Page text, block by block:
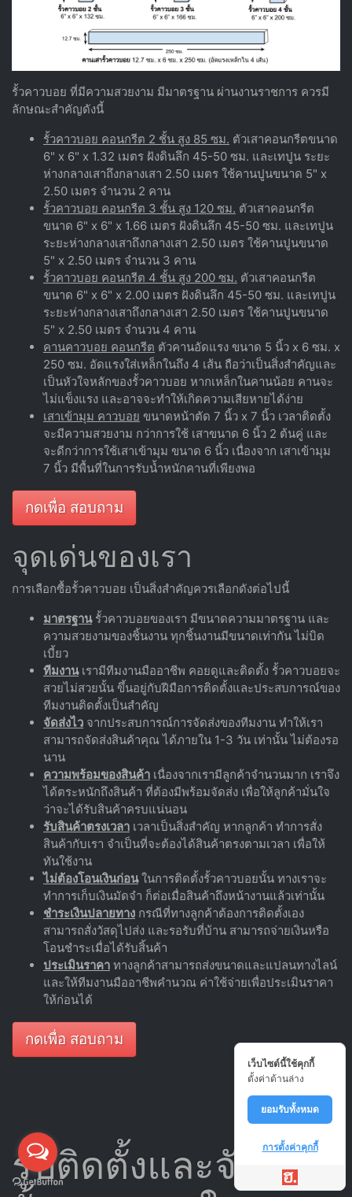
รั้วคาวบอย ที่มีความสวยงาม มีมาตรฐาน ผ่านงานราชการ ควรมี
ลักษณะสำคัญดังนี้
รั้วคาวบอย คอนกรีต 2 ชั้น สูง 85 ซม. ตัวเสาคอนกรีตขนาด
6" x 6" x 1.32 เมตร ฝังดินลึก 45-50 ซม. และเทปูน ระยะ
ห่างกลางเสาถึงกลางเสา 2.50 เมตร ใช้คานปูนขนาด 5" x
2.50 เมตร จำนวน 2 คาน
รั้วคาวบอย คอนกรีต 3 ชั้น สูง 120 ซม. ตัวเสาคอนกรีต
ขนาด 6" x 6" x 1.66 เมตร ฝังดินลึก 45-50 ซม. และเทปูน
ระยะห่างกลางเสาถึงกลางเสา 2.50 เมตร ใช้คานปูนขนาด
5" x 2.50 เมตร จำนวน 3 คาน
รั้วคาวบอย คอนกรีต 4 ชั้น สูง 200 ซม. ตัวเสาคอนกรีต
ขนาด 6" x 6" x 2.00 เมตร ฝังดินลึก 45-50 ซม. และเทปูน
ระยะห่างกลางเสาถึงกลางเสา 2.50 เมตร ใช้คานปูนขนาด
5" x 2.50 เมตร จำนวน 4 คาน
คานคาวบอย คอนกรีต ตัวคานอัดแรง ขนาด 5 นิ้ว x 6 ซม. x
250 ซม. อัดแรงใส่เหล็กในถึง 4 เส้น ถือว่าเป็นสิ่งสำคัญและ
เป็นหัวใจหลักของรั้วคาวบอย หากเหล็กในคานน้อย คานจะ
ไม่แข็งแรง และอาจจะทำให้เกิดความเสียหายได้ง่าย
เสาเข้ามุม คาวบอย ขนาดหน้าตัด 7 นิ้ว x 7 นิ้ว เวลาติดตั้ง
จะมีความสวยงาม กว่าการใช้ เสาขนาด 6 นิ้ว 2 ต้นคู่ และ
จะดีกว่าการใช้เสาเข้ามุม ขนาด 6 นิ้ว เนื่องจาก เสาเข้ามุม
7 นิ้ว มีพื้นที่ในการรับน้ำหนักคานที่เพียงพอ
กดเพื่อ สอบถาม
จุดเด่นของเรา
การเลือกซื้อรั้วคาวบอย เป็นสิ่งสำคัญควรเลือกดังต่อไปนี้
มาตรฐานรั้วคาวบอยของเรา มีขนาดความมาตรฐาน และ
ความสวยงามของชิ้นงาน ทุกชิ้นงานมีขนาดเท่ากัน ไม่บิด
เบี้ยว
ทีมงานเรามีทีมงานมืออาชีพ คอยดูและติดตั้ง รั้วคาวบอยจะ
สวยไม่สวยนั้น ขึ้นอยู่กับฝีมือการติดตั้งและประสบการณ์ของ
ทีมงานติดตั้งเป็นสำคัญ
จัดส่งไว จากประสบการณ์การจัดส่งของทีมงาน ทำให้เรา
สามารถจัดส่งสินค้าคุณ ได้ภายใน 1-3 วัน เท่านั้น ไม่ต้องรอ
นาน
ความพร้อมของสินค้า เนื่องจากเรามีลูกค้าจำนวนมาก เราจึง
ได้ตระหนักถึงสินค้า ที่ต้องมีพร้อมจัดส่ง เพื่อให้ลูกค้ามั่นใจ
ว่าจะได้รับสินค้าครบแน่นอน
รับสินค้าตรงเวลา เวลาเป็นสิ่งสำคัญ หากลูกค้า ทำการสั่ง
สินค้ากับเรา จำเป็นที่จะต้องได้สินค้าตรงตามเวลา เพื่อให้
ทันใช้งาน
ไม่ต้องโอนเงินก่อนในการติดตั้งรั้วคาวบอยนั้น ทางเราจะ
ทำการเก็บเงินมัดจำ ก็ต่อเมื่อสินค้าถึงหน้างานแล้วเท่านั้น
ชำระเงินปลายทาง กรณีที่ทางลูกค้าต้องการติดตั้งเอง
สามารถสั่งวัสดุไปส่ง และรอรับที่บ้าน สามารถจ่ายเงินหรือ
โอนชำระเมื่อได้รับสิ้นค้า
ประเมินราคา ทางลูกค้าสามารถส่งขนาดและแปลนทางไลน์
และให้ทีมงานมืออาชีพคำนวณ ค่าใช้จ่ายเพื่อประเมินราคา
ให้ก่อนได้
กดเพื่อ สอบถาม
รับติดตั้งและจัดส่ง
เว็บไซต์นี้ใช้คุกกี้
ตั้งค่าด้านล่าง
ยอมรับทั้งหมด
การตั้งค่าคุกกี้